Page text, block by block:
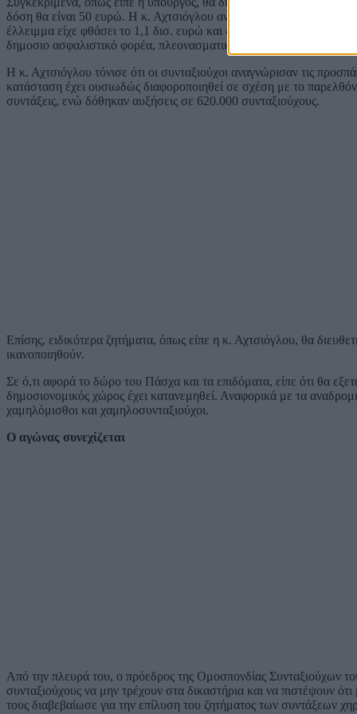
δόση θα είναι 50 ευρώ. Η κ. Αχτσιόγλου ανέφερε ότι κατά τη
έλλειμμα είχε φθάσει το 1,1 δισ. ευρώ και 400.000 συντάξεις δεν
δημοσιο ασφαλιστικό φορέα, πλεονασματικό για τρία συνεχόμενα
Η κ. Αχτσιόγλου τόνισε ότι οι συνταξιούχοι αναγνώρισαν τις
κατάσταση έχει ουσιωδώς διαφοροποιηθεί σε σχέση με το
συντάξεις, ενώ δόθηκαν αυξήσεις σε 620.000 συνταξιούχους.
Επίσης, ειδικότερα ζητήματα, όπως είπε η κ. Αχτσιόγλου, θα
ικανοποιηθούν.
Σε ό,τι αφορά το δώρο του Πάσχα και τα επιδόματα, είπε ότι θα
δημοσιονομικός χώρος έχει κατανεμηθεί. Αναφορικά με τα
χαμηλόμισθοι και χαμηλοσυνταξιούχοι.
Ο αγώνας συνεχίζεται
Από την πλευρά του, ο πρόεδρος της Ομοσπονδίας Συνταξιούχων
συνταξιούχους να μην τρέχουν στα δικαστήρια και να πιστέψουν
τους διαβεβαίωσε για την επίλυση του ζητήματος των συντάξεων